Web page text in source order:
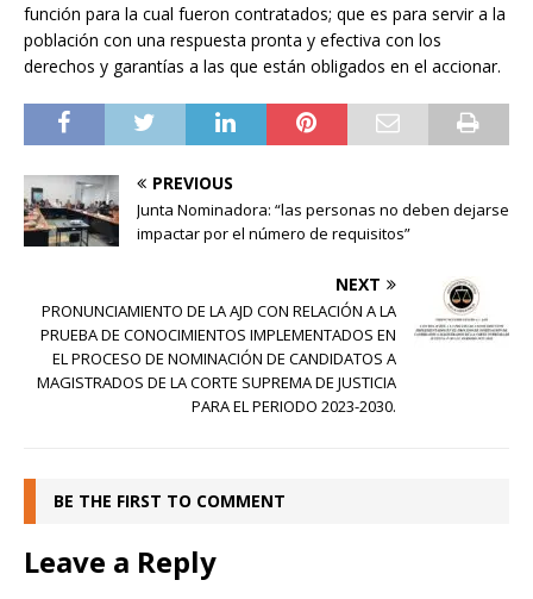
función para la cual fueron contratados; que es para servir a la
población con una respuesta pronta y efectiva con los
derechos y garantías a las que están obligados en el accionar.
PREVIOUS
Junta Nominadora: “las personas no deben dejarse
impactar por el número de requisitos”
NEXT
PRONUNCIAMIENTO DE LA AJD CON RELACIÓN A LA
PRUEBA DE CONOCIMIENTOS IMPLEMENTADOS EN
EL PROCESO DE NOMINACIÓN DE CANDIDATOS A
MAGISTRADOS DE LA CORTE SUPREMA DE JUSTICIA
PARA EL PERIODO 2023-2030.
BE THE FIRST TO COMMENT
Leave a Reply